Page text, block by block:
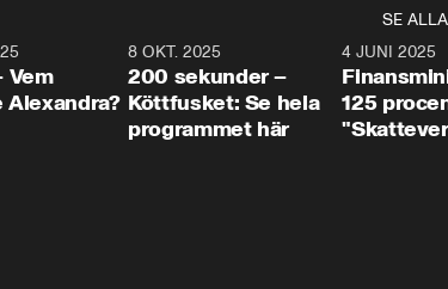
SE ALLA
31:05
Vem
Alexandra?
4:29
8 OKT. 2025
200 sekunder –
Köttfusket: Se hela
programmet här
4 JUNI 2025
125